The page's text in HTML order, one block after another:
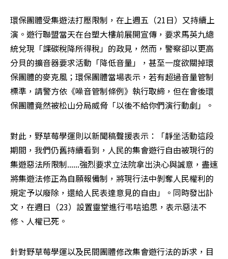
環保團體受集遊法打壓限制，在上週五（21日）又持續上
演。遊行聯盟當天在台塑大樓前展開宣傳，要求馬英九總
統兌現「課碳稅降所得稅」的政見，然而，警察卻以更高
分貝的擴音器要求活動「降低音量」，甚至一度欲關掉環
保團體的麥克風；環保團體當場表示，若有超過音量管制
標準，請警方依《噪音管制條例》執行取締，但在會後環
保團體竟然被松山分局威脅「以後不給你們演行動劇」。
對此，野草莓學運則以新聞稿聲援表示：「靜坐活動這段
期間，我們仍舊持續看到，人民的集會遊行自由被現行的
集遊惡法所限制......強烈要求立法院拿出決心與誠意，盡速
將集遊法修正為自願報備制，將現行法中剝奪人民權利的
規定予以廢除，還給人民表達意見的自由」。同時發出訃
文，在週日（23）設置靈堂進行弔唁追思，表示惡法不
修、人權已死。
針對野草莓學運以及民間團體修改集會遊行法的訴求，目